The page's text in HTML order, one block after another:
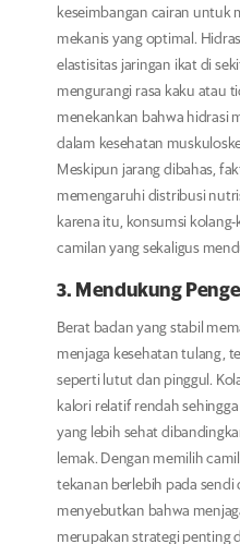
keseimbangan cairan untuk
mekanis yang optimal.
elastisitas jaringan ikat di
mengurangi rasa kaku atau
menekankan bahwa hidrasi
dalam kesehatan
Meskipun jarang dibahas,
memengaruhi distribusi
karena itu, konsumsi
camilan yang sekaligus
3. Mendukung
Berat badan yang stabil
menjaga kesehatan tulang,
seperti lutut dan pinggul.
kalori relatif rendah
yang lebih sehat
lemak. Dengan memilih
tekanan berlebih pada
menyebutkan bahwa
merupakan strategi penting